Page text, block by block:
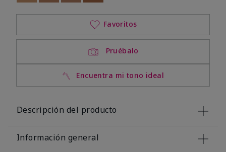
Pruébalo
Encuentra mi tono ideal
Favoritos
Descripción del producto
Información general